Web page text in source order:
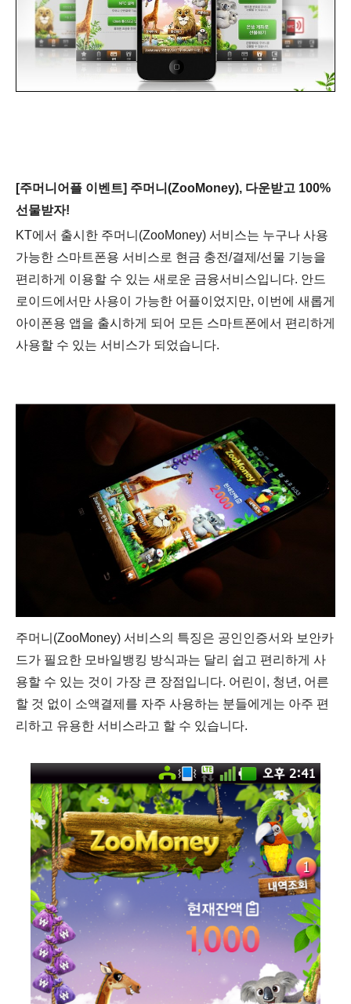
[주머니어플 이벤트] 주머니(ZooMoney), 다운받고 100%
선물받자!
KT에서 출시한 주머니(ZooMoney) 서비스는 누구나 사용
가능한 스마트폰용 서비스로 현금 충전/결제/선물 기능을
편리하게 이용할 수 있는 새로운 금융서비스입니다. 안드
로이드에서만 사용이 가능한 어플이었지만, 이번에 새롭게
아이폰용 앱을 출시하게 되어 모든 스마트폰에서 편리하게
사용할 수 있는 서비스가 되었습니다.
주머니(ZooMoney) 서비스의 특징은 공인인증서와 보안카
드가 필요한 모바일뱅킹 방식과는 달리 쉽고 편리하게 사
용할 수 있는 것이 가장 큰 장점입니다. 어린이, 청년, 어른
할 것 없이 소액결제를 자주 사용하는 분들에게는 아주 편
리하고 유용한 서비스라고 할 수 있습니다.